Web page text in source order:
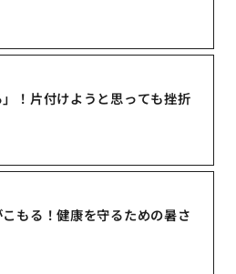
！片付けようと思っても挫折
もる！健康を守るための暑さ